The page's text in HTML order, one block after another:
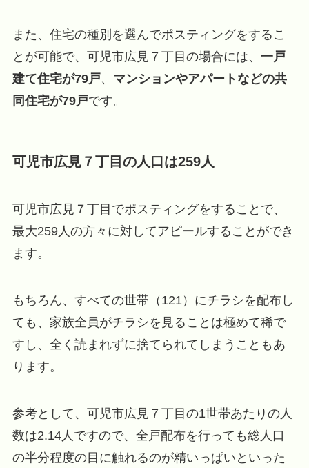
また、住宅の種別を選んでポスティングをするこ
とが可能で、可児市広見７丁目の場合には、 一戸
建て住宅が79戸、 マンションやアパートなどの共
同住宅が79戸です。
可児市広見７丁目の人口は259人
可児市広見７丁目でポスティングをすることで、
最大259人の方々に対してアピールすることができ
ます。
もちろん、すべての世帯（121）にチラシを配布し
ても、家族全員がチラシを見ることは極めて稀で
すし、全く読まれずに捨てられてしまうこともあ
ります。
参考として、可児市広見７丁目の1世帯あたりの人
数は2.14人ですので、全戸配布を行っても総人口
の半分程度の目に触れるのが精いっぱいといった